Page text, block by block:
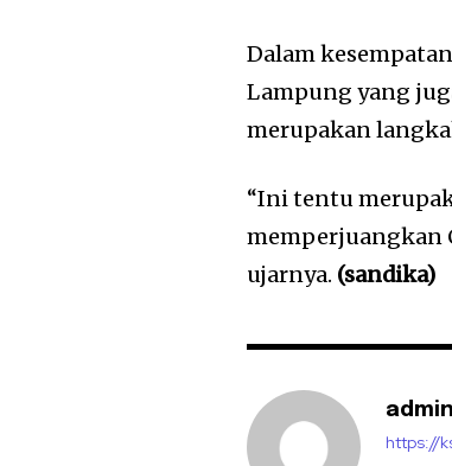
Dalam
Lampung yang
merupakan
“Ini tentu
memperjuangkan
ujarnya. (sandika)
admin
https://